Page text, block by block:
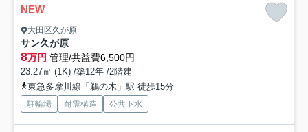
NEW
大田区久が原
サン久が原
8万円 管理/共益費6,500円
23.27㎡ (1K) /築12年 /2階建
東急多摩川線「鵜の木」駅 徒歩15分
駐輪場 耐震構造 公共下水